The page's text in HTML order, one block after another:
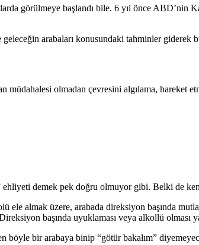
görülmeye başlandı bile. 6 yıl önce ABD’nin
arabaları konusundaki tahminler giderek
müdahalesi olmadan çevresini algılama, hareket
demek pek doğru olmuyor gibi. Belki de
almak üzere, arabada direksiyon başında
başında uyuklaması veya alkollü olması
böyle bir arabaya binip “götür bakalım”